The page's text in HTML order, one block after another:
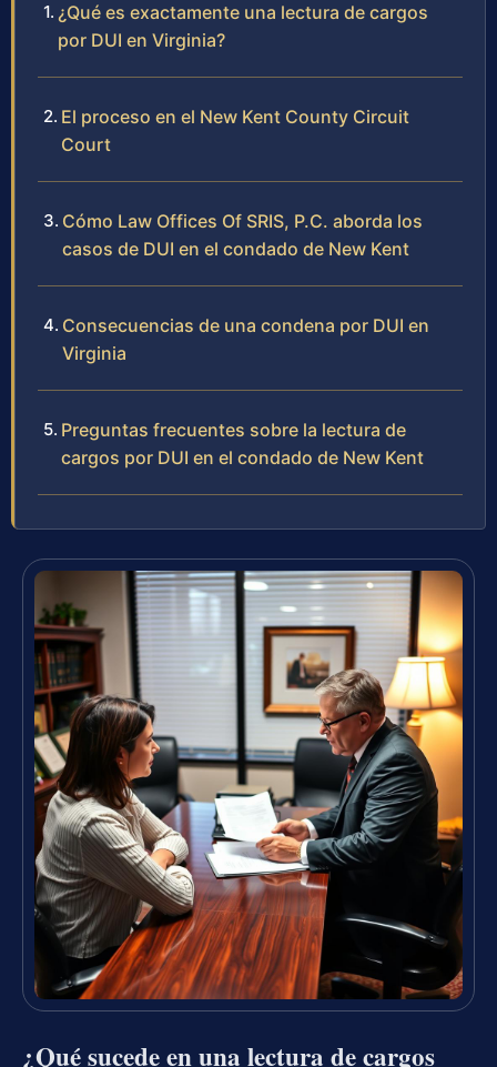
¿Qué es exactamente una lectura de cargos
por DUI en Virginia?
El proceso en el New Kent County Circuit
Court
Cómo Law Offices Of SRIS, P.C. aborda los
casos de DUI en el condado de New Kent
Consecuencias de una condena por DUI en
Virginia
Preguntas frecuentes sobre la lectura de
cargos por DUI en el condado de New Kent
¿Qué sucede en una lectura de cargos